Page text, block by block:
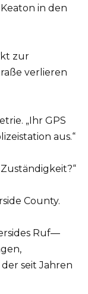
in den
zur
verlieren
„Ihr GPS
aus.“
County.
Ruf—
seit Jahren